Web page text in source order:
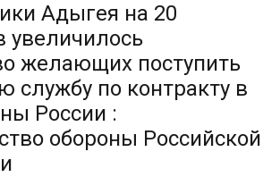
Адыгея на 20
увеличилось
желающих поступить
службу по контракту в
России :
обороны Российской